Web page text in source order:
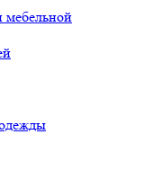
мебельной